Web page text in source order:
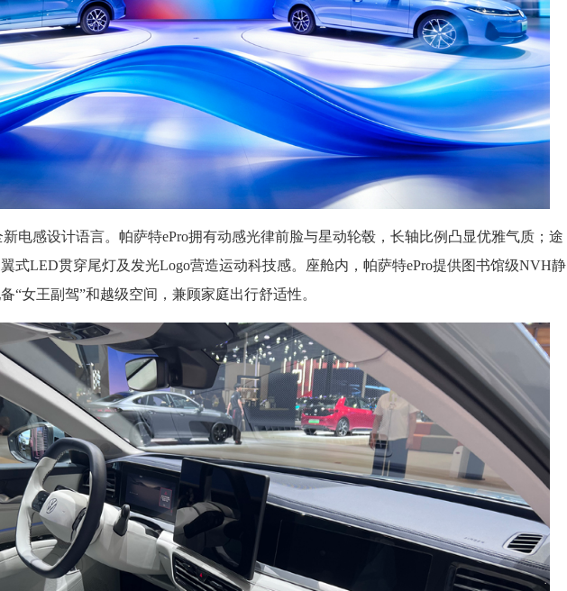
电感设计语言。帕萨特ePro拥有动感光律前脸与星动轮毂，长轴比例凸显优雅气质；途
式LED贯穿尾灯及发光Logo营造运动科技感。座舱内，帕萨特ePro提供图书馆级NVH静
“女王副驾”和越级空间，兼顾家庭出行舒适性。